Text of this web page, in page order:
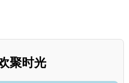
聚时光